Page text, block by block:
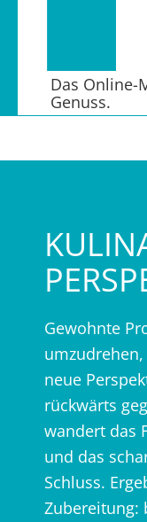
Das Online-
Genuss.
Gewohnte
neue
rückwärts
wandert das
und das
Schluss.
Zubereitung: